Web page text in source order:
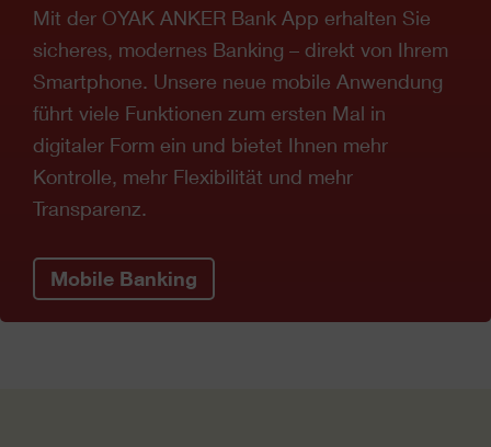
Mit der OYAK ANKER Bank App erhalten Sie
sicheres, modernes Banking – direkt von Ihrem
Smartphone. Unsere neue mobile Anwendung
führt viele Funktionen zum ersten Mal in
digitaler Form ein und bietet Ihnen mehr
Kontrolle, mehr Flexibilität und mehr
Transparenz.
Mobile Banking